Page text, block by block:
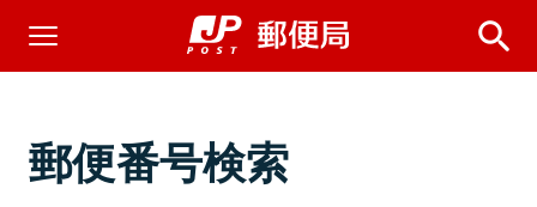
郵便番号検索